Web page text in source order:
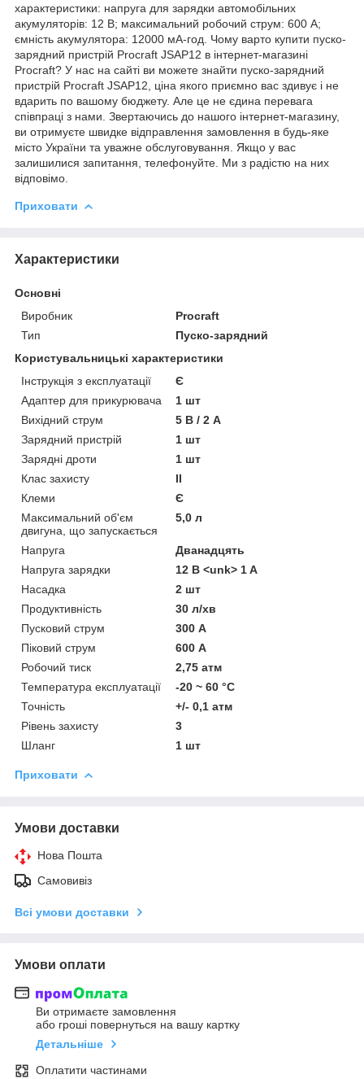
характеристики: напруга для зарядки автомобільних
акумуляторів: 12 В; максимальний робочий струм: 600 А;
ємність акумулятора: 12000 мА-год. Чому варто купити пуско-
зарядний пристрій Proсraft JSAP12 в інтернет-магазині
Proсraft? У нас на сайті ви можете знайти пуско-зарядний
пристрій Proсraft JSAP12, ціна якого приємно вас здивує і не
вдарить по вашому бюджету. Але це не єдина перевага
співпраці з нами. Звертаючись до нашого інтернет-магазину,
ви отримуєте швидке відправлення замовлення в будь-яке
місто України та уважне обслуговування. Якщо у вас
залишилися запитання, телефонуйте. Ми з радістю на них
відповімо.
Приховати
Характеристики
Основні
Виробник
Procraft
Тип
Пуско-зарядний
Користувальницькі характеристики
Інструкція з експлуатації
Є
Адаптер для прикурювача
1 шт
Вихідний струм
5 В / 2 А
Зарядний пристрій
1 шт
Зарядні дроти
1 шт
Клас захисту
II
Клеми
Є
Максимальний об'єм
двигуна, що запускається
5,0 л
Напруга
Дванадцять
Напруга зарядки
12 В <unk> 1 A
Насадка
2 шт
Продуктивність
30 л/хв
Пусковий струм
300 А
Піковий струм
600 А
Робочий тиск
2,75 атм
Температура експлуатації
-20 ~ 60 °C
Точність
+/- 0,1 атм
Рівень захисту
3
Шланг
1 шт
Приховати
Умови доставки
Нова Пошта
Самовивіз
Всі умови доставки
Умови оплати
Ви отримаєте замовлення
або гроші повернуться на вашу картку
Детальніше
Оплатити частинами